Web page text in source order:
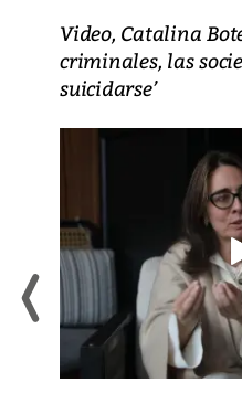
Video, Catalina
criminales, las
suicidarse’